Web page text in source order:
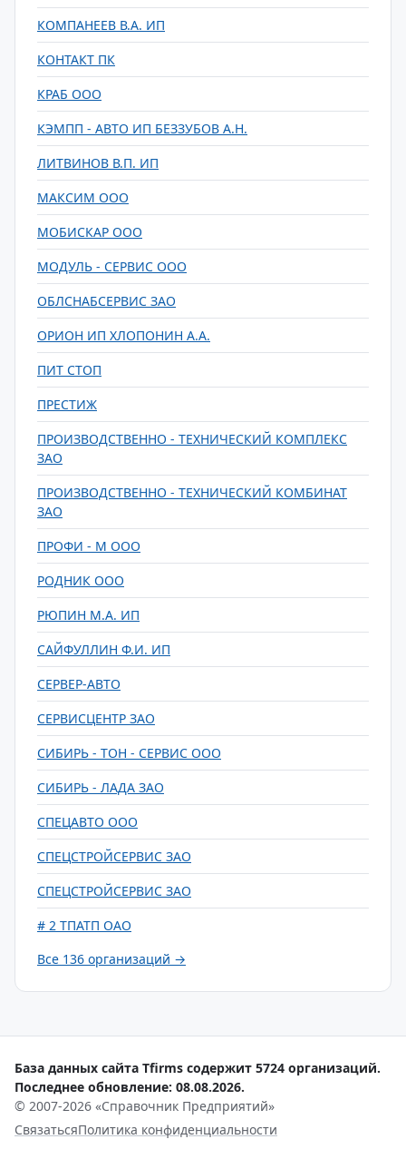
КОМПАНЕЕВ В.А. ИП
КОНТАКТ ПК
КРАБ ООО
КЭМПП - АВТО ИП БЕЗЗУБОВ А.Н.
ЛИТВИНОВ В.П. ИП
МАКСИМ ООО
МОБИСКАР ООО
МОДУЛЬ - СЕРВИС ООО
ОБЛСНАБСЕРВИС ЗАО
ОРИОН ИП ХЛОПОНИН А.А.
ПИТ СТОП
ПРЕСТИЖ
ПРОИЗВОДСТВЕННО - ТЕХНИЧЕСКИЙ КОМПЛЕКС
ЗАО
ПРОИЗВОДСТВЕННО - ТЕХНИЧЕСКИЙ КОМБИНАТ
ЗАО
ПРОФИ - М ООО
РОДНИК ООО
РЮПИН М.А. ИП
САЙФУЛЛИН Ф.И. ИП
СЕРВЕР-АВТО
СЕРВИСЦЕНТР ЗАО
СИБИРЬ - ТОН - СЕРВИС ООО
СИБИРЬ - ЛАДА ЗАО
СПЕЦАВТО ООО
СПЕЦСТРОЙСЕРВИС ЗАО
СПЕЦСТРОЙСЕРВИС ЗАО
# 2 ТПАТП ОАО
Все 136 организаций →
База данных сайта Tfirms содержит 5724 организаций.
Последнее обновление: 08.08.2026.
© 2007-2026 «Справочник Предприятий»
СвязатьсяПолитика конфиденциальности